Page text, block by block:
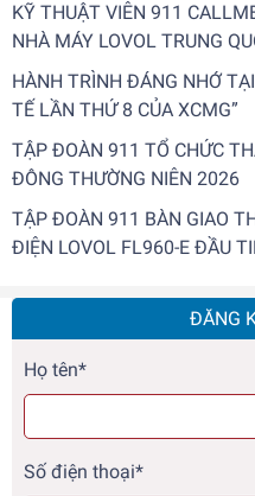
ĐĂNG
Họ tên*
Số điện thoại*
KỸ THUẬT VIÊN 911
NHÀ MÁY LOVOL TRUNG
HÀNH TRÌNH ĐÁNG NHỚ
TẾ LẦN THỨ 8 CỦA XCMG”
TẬP ĐOÀN 911 TỔ CHỨC
ĐÔNG THƯỜNG NIÊN 2026
TẬP ĐOÀN 911 BÀN GIAO
ĐIỆN LOVOL FL960-E ĐẦU